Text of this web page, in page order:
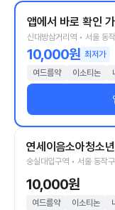
앱에서 바로 확인
신대방삼거리역 • 서울 동
10,000원 최저가
여드름약
이소티논
연세이음소아청소
숭실대입구역 • 서울 동작
10,000원
여드름약 이소티논